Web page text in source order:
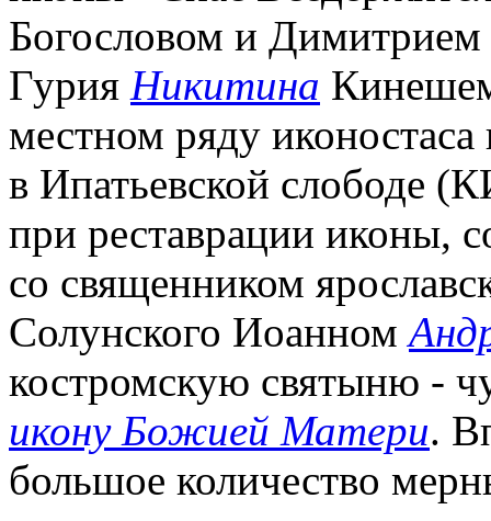
Богословом и
Гурия Никитина
местном ряду
в Ипатьевской слободе
при реставрации иконы,
со священником
Солунского Иоанном
костромскую святыню -
икону Божией Матери.
большое количество